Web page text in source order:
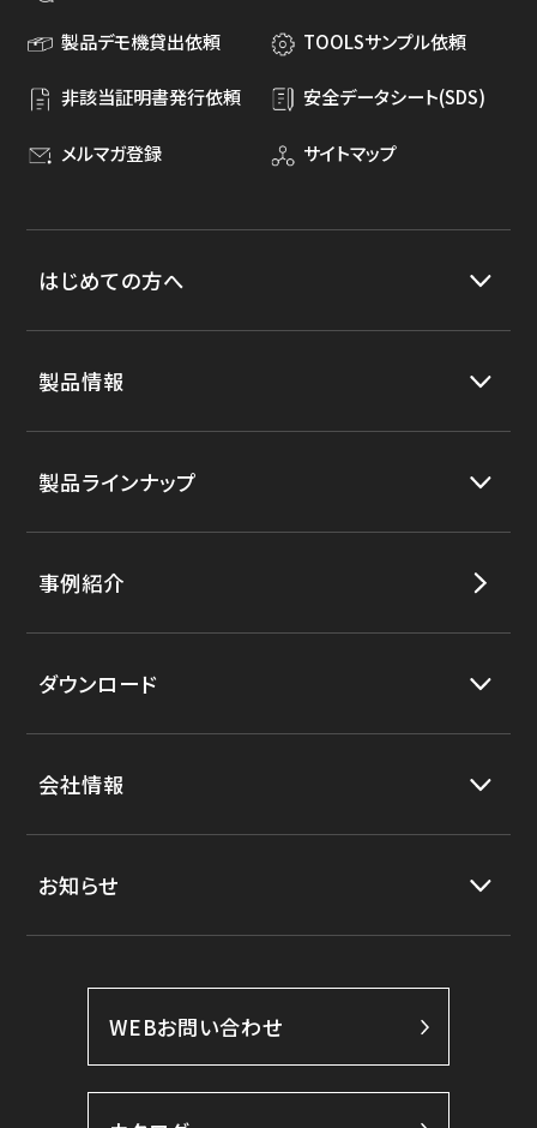
製品デモ機貸出依頼 TOOLSサンプル依頼
非該当証明書発行依頼 安全データシート(SDS)
メルマガ登録 サイトマップ
はじめての方へ
製品情報
製品ラインナップ
事例紹介
ダウンロード
会社情報
お知らせ
WEBお問い合わせ